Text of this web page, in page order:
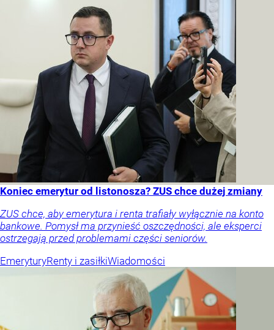
Koniec emerytur od listonosza? ZUS chce dużej zmiany
ZUS chce, aby emerytura i renta trafiały wyłącznie na konto
bankowe. Pomysł ma przynieść oszczędności, ale eksperci
ostrzegają przed problemami części seniorów.
EmeryturyRenty i zasiłkiWiadomości